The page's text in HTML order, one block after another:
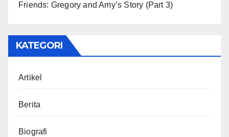
Friends: Gregory and Amy’s Story (Part 3)
KATEGORI
Artikel
Berita
Biografi